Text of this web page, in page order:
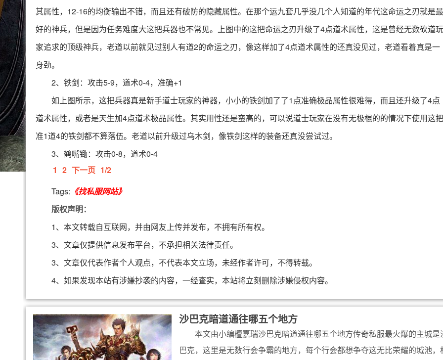
其属性，12-16的均衡输出不错，而且还有破防的隐藏属性。在那个运九套几乎没几个人知道的年代这命运之刃就是最
好的神兵，但是因为任务难度大这把兵器也不常见。上图中的这把命运之刃升级了4点道术属性，这是曾经无数砍道玩
家追求的顶级神兵，老道以前就见过别人有道2的命运之刃，像这样加了4点道术属性的还真没见过，老道看着真是一
身劲。
2、铁剑：攻击5-9，道术0-4，准确+1
如上图所示，这把兵器真是新手道士玩家的神器，小小的铁剑加了了1点准确极品属性很难得，而且还升级了4点
道术属性，或者是天生加4点道术极品属性。其实用性还是蛮高的，可以说道士玩家在没有无极棍的的情况下使用这把
准1道4的铁剑都不算落伍。老道以前升级过乌木剑，像铁剑这样的装备还真没尝试过。
3、鹤嘴锄：攻击0-8，道术0-4
1 2 下一页 1/2
Tags: 《找私服网站》
版权声明：
1、本文转载自互联网，并由网友上传并发布，不拥有所有权。
3、文章仅提供信息发布平台，不承担相关法律责任。
3、文章仅代表作者个人观点，不代表本文立场，未经作者许可，不得转载。
4、如果发现本站有涉嫌抄袭的内容，一经查实，本站将立刻删除涉嫌侵权内容。
沙巴克暗道通往哪五个地方
本文由小编檀嘉瑞沙巴克暗道通往哪五个地方传奇私服最火爆的主城是
巴克，这里是无数行会争霸的地方，每个行会都想争夺这无比荣耀的城池，